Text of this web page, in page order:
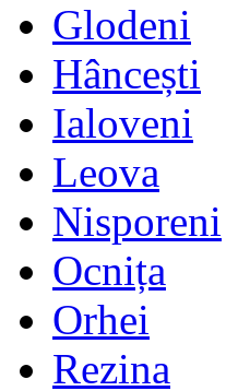
Glodeni
Hâncești
Ialoveni
Leova
Nisporeni
Ocnița
Orhei
Rezina